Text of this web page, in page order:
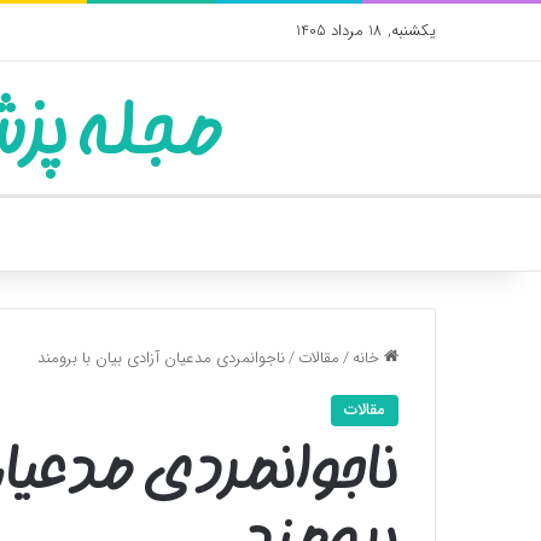
یکشنبه, 18 مرداد 1405
مجله
خانه/مقالات/ناجوانمردی مدعیان آزادی بیان با برومند
مقالات
ناجوانمردی